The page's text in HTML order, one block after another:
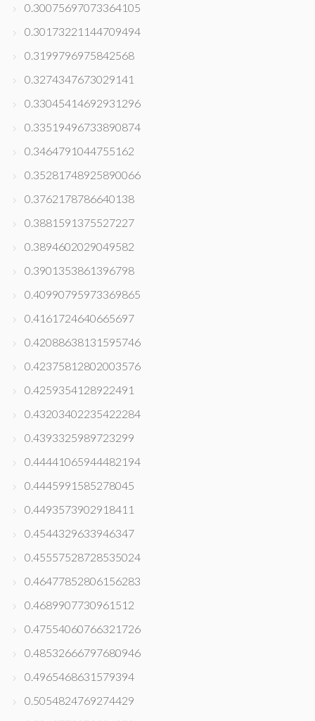
0.30075697073364105
0.30173221144709494
0.3199796975842568
0.3274347673029141
0.33045414692931296
0.33519496733890874
0.3464791044755162
0.35281748925890066
0.3762178786640138
0.3881591375527227
0.3894602029049582
0.3901353861396798
0.40990795973369865
0.4161724640665697
0.42088638131595746
0.42375812802003576
0.4259354128922491
0.43203402235422284
0.4393325989723299
0.44441065944482194
0.4445991585278045
0.4493573902918411
0.4544329633946347
0.45557528728535024
0.46477852806156283
0.4689907730961512
0.47554060766321726
0.48532666797680946
0.4965468631579394
0.5054824769274429